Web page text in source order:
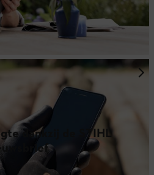
dankzij de STIHL